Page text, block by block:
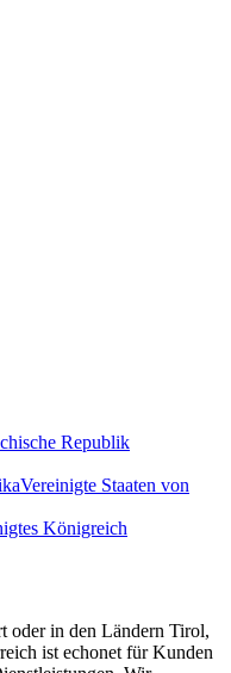
Republik
Vereinigte Staaten von
Königreich
oder in den Ländern Tirol,
ist echonet für Kunden